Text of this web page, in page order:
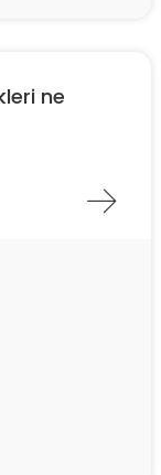
ne